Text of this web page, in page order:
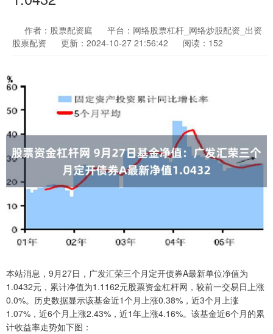
作者：股票配资庭
平台：网络股票杠杆_网络炒股配资_出资
股票配资
更新：2024-10-27 21:56:42 阅读：152
本站消息，9月27日，广发汇荣三个月定开债券A最新单位净值为
1.0432元，累计净值为1.1162元股票资金杠杆网，较前一交易日上涨
0.0%。历史数据显示该基金近1个月上涨0.38%，近3个月上涨
1.07%，近6个月上涨2.43%，近1年上涨4.16%。该基金近6个月的累
计收益率走势如下图：